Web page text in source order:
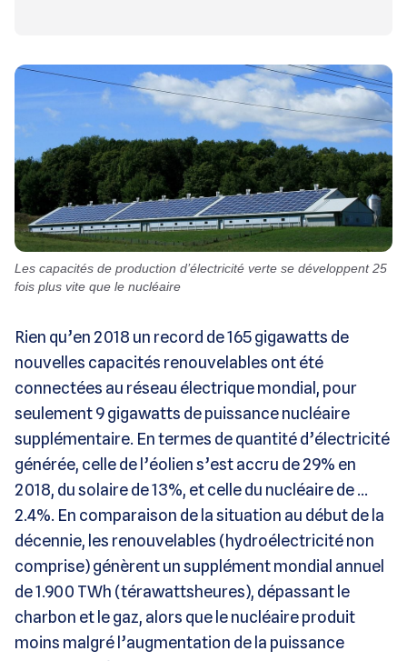
Les capacités de production d’électricité verte se développent 25
fois plus vite que le nucléaire
Rien qu’en 2018 un record de 165 gigawatts de
nouvelles capacités renouvelables ont été
connectées au réseau électrique mondial, pour
seulement 9 gigawatts de puissance nucléaire
supplémentaire. En termes de quantité d’électricité
générée, celle de l’éolien s’est accru de 29% en
2018, du solaire de 13%, et celle du nucléaire de …
2.4%. En comparaison de la situation au début de la
décennie, les renouvelables (hydroélectricité non
comprise) génèrent un supplément mondial annuel
de 1.900 TWh (térawattsheures), dépassant le
charbon et le gaz, alors que le nucléaire produit
moins malgré l’augmentation de la puissance